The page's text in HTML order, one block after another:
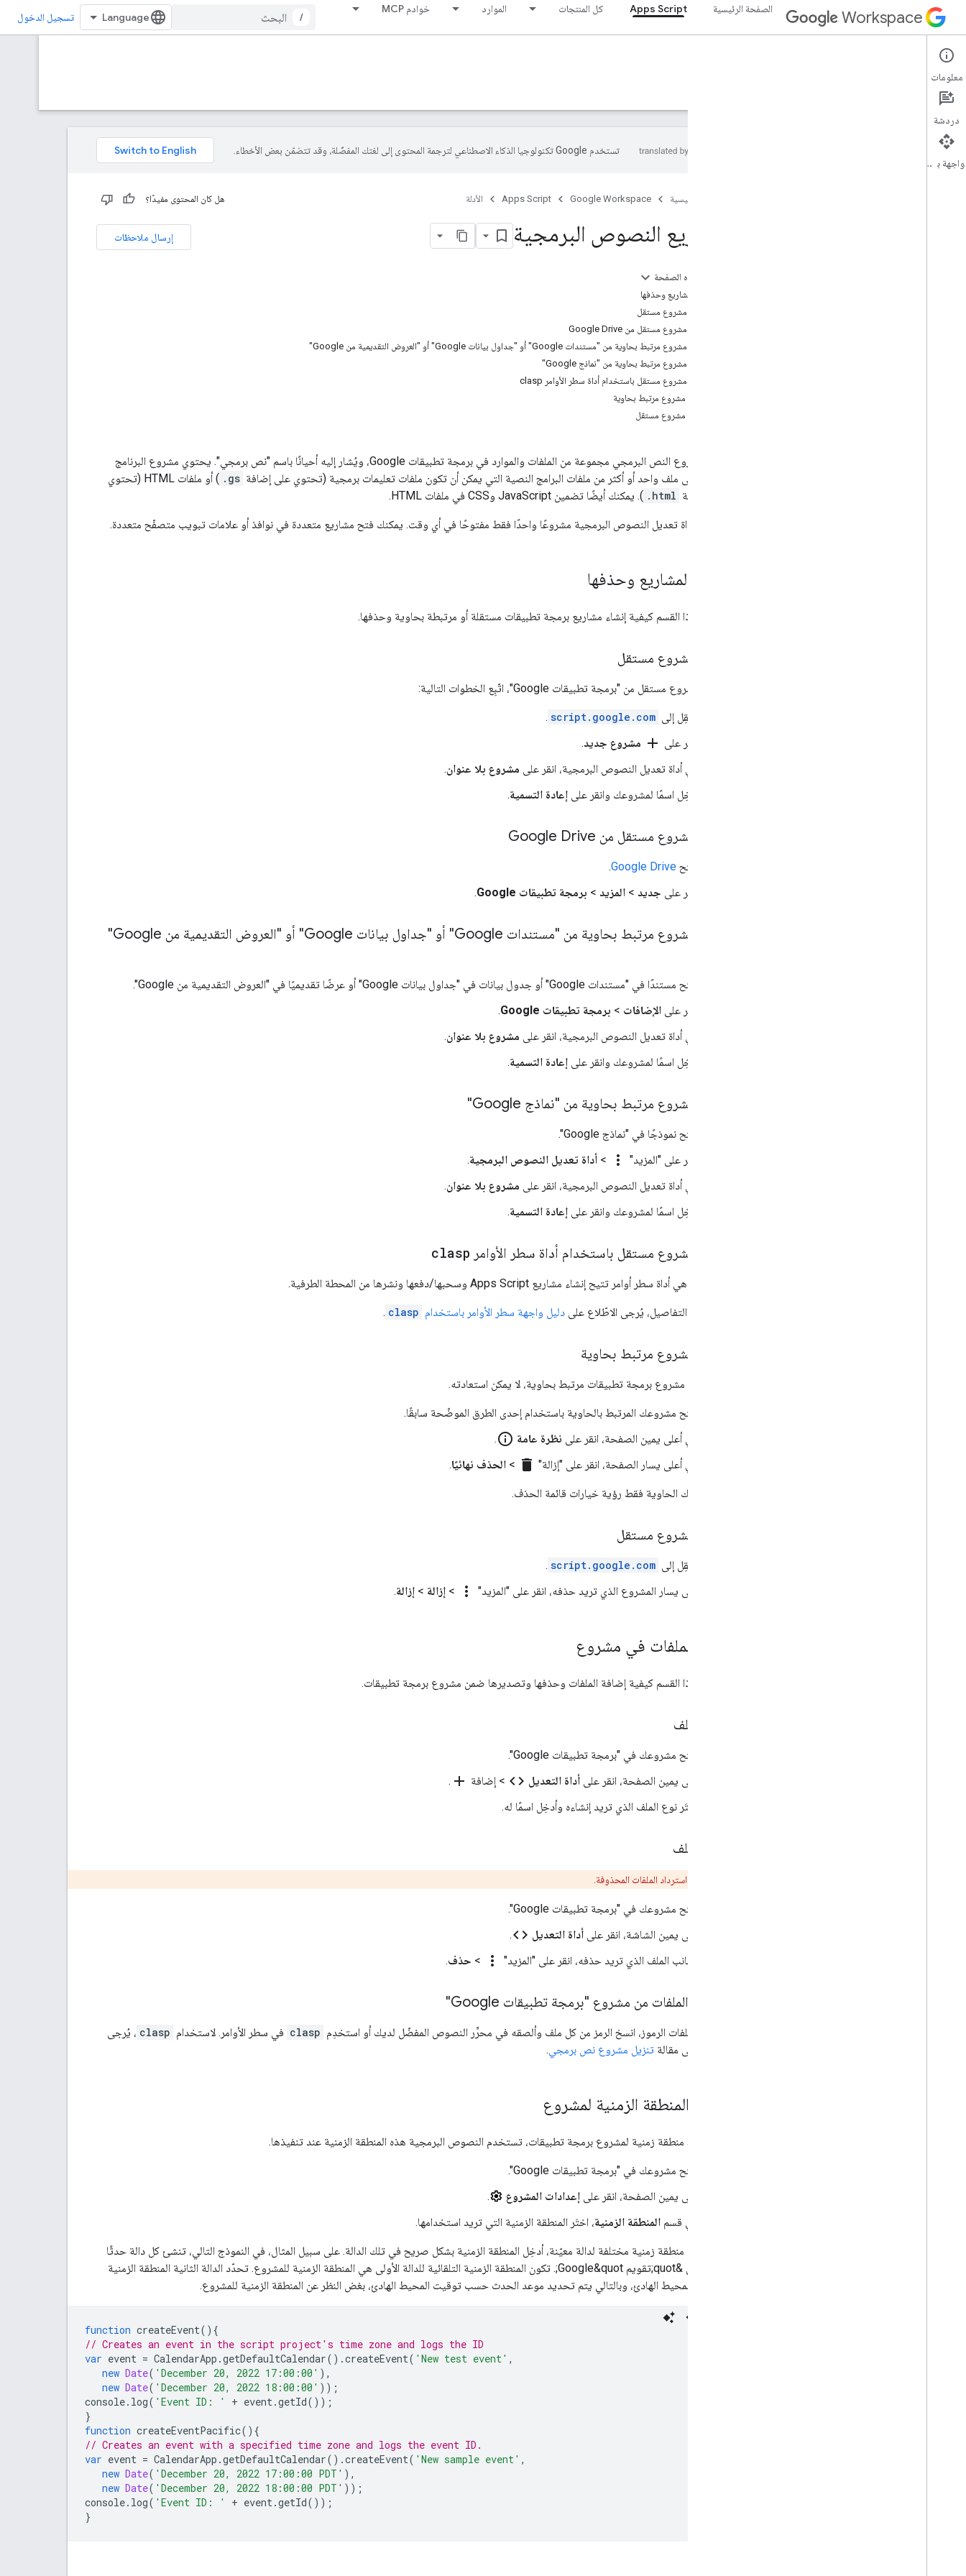
Workspace الصفحة الرئيسية Apps Script كل المنتجات الموارد خوادم MCP
/ تسجيل الدخول
Apps Script
نظرة عامة
تستخدم Google تكنولوجيا الذكاء الاصطناعي لترجمة المحتوى إلى لغتك المفضّلة، وقد تتضمّن بعض الأخطاء.
الصفحة الرئيسية Google Workspace
Apps Script الأدلة هل كان المحتوى مفيدًا؟
إرسال ملاحظات مشاريع النصوص البرمجية
على هذه الصفحة
إنشاء المشاريع وحذفها
إنشاء مشروع مستقل
إنشاء مشروع مستقل من Google Drive
إنشاء مشروع مرتبط بحاوية من "مستندات Google" أو "جداول بيانات Google" أو "العروض التقديمية من Google"
إنشاء مشروع مرتبط بحاوية من "نماذج Google"
إنشاء مشروع مستقل باستخدام أداة سطر الأوامر clasp
حذف مشروع مرتبط بحاوية
حذف مشروع مستقل
يمثّل مشروع النص البرمجي مجموعة من الملفات والموارد في برمجة تطبيقات Google، ويُشار إليه أحيانًا باسم "نص برمجي". يحتوي مشروع البرنامج
النصي على ملف واحد أو أكثر من ملفات البرامج النصية التي يمكن أن تكون ملفات تعليمات برمجية (تحتوي على إضافة .gs
) أو ملفات HTML (تحتوي
على إضافة .html ). يمكنك أيضًا تضمين JavaScript وCSS في ملفات HTML.
تتضمّن أداة تعديل النصوص البرمجية مشروعًا واحدًا فقط مفتوحًا في أي وقت. يمكنك فتح مشاريع متعددة في نوافذ أو علامات تبويب متصفّح متعددة.
إنشاء المشاريع وحذفها
يوضّح هذا القسم كيفية إنشاء مشاريع برمجة تطبيقات مستقلة أو مرتبطة بحاوية وحذفها.
إنشاء مشروع مستقل
لإنشاء مشروع مستقل من "برمجة تطبيقات Google"، اتّبِع الخطوات التالية:
انتقِل إلى script.google.com
.
انقر على add مشروع جديد.
في أداة تعديل النصوص البرمجية، انقر على مشروع بلا عنوان.
أدخِل اسمًا لمشروعك وانقر على إعادة التسمية.
إنشاء مشروع مستقل من Google Drive
افتح Google Drive
.
انقر على جديد > المزيد > برمجة تطبيقات Google .
إنشاء مشروع مرتبط بحاوية من "مستندات Google" أو "جداول بيانات Google" أو "العروض التقديمية من Google"
افتح مستندًا في "مستندات Google" أو جدول بيانات في "جداول بيانات Google" أو عرضًا تقديميًا في "العروض التقديمية من Google".
انقر على الإضافات > برمجة تطبيقات Google
.
في أداة تعديل النصوص البرمجية، انقر على مشروع بلا عنوان.
أدخِل اسمًا لمشروعك وانقر على إعادة التسمية.
إنشاء مشروع مرتبط بحاوية من "نماذج Google"
افتح نموذجًا في "نماذج Google".
انقر على "المزيد"
more_vert
> أداة تعديل النصوص البرمجية.
في أداة تعديل النصوص البرمجية، انقر على مشروع بلا عنوان.
أدخِل اسمًا لمشروعك وانقر على إعادة التسمية.
إنشاء مشروع مستقل باستخدام أداة سطر الأوامر clasp
هي أداة سطر أوامر تتيح إنشاء مشاريع Apps Script وسحبها/دفعها ونشرها من المحطة الطرفية.
لمزيد من التفاصيل، يُرجى الاطّلاع على دليل واجهة سطر الأوامر باستخدام clasp
.
حذف مشروع مرتبط بحاوية
بعد حذف مشروع برمجة تطبيقات مرتبط بحاوية، لا يمكن استعادته.
افتح مشروعك المرتبط بالحاوية باستخدام إحدى الطرق الموضّحة سابقًا.
في أعلى يمين الصفحة، انقر على نظرة عامة info_outline
.
في أعلى يسار الصفحة، انقر على "إزالة" delete
> الحذف نهائيًا.
يمكن لمالك الحاوية فقط رؤية خيارات قائمة الحذف.
حذف مشروع مستقل
انتقِل إلى script.google.com
.
على يسار المشروع الذي تريد حذفه، انقر على "المزيد"
more_vert
> إزالة > إزالة.
إدارة الملفات في مشروع
يوضّح هذا القسم كيفية إضافة الملفات وحذفها وتصديرها ضمن مشروع برمجة تطبيقات.
إنشاء ملف
افتح مشروعك في "برمجة تطبيقات Google".
على يمين الصفحة، انقر على أداة التعديل code > إضافة add
.
اختَر نوع الملف الذي تريد إنشاءه وأدخِل اسمًا له.
حذف ملف
لا يمكن استرداد الملفات المحذوفة.
افتح مشروعك في "برمجة تطبيقات Google".
على يمين الشاشة، انقر على أداة التعديل code
.
بجانب الملف الذي تريد حذفه، انقر على "المزيد"
more_vert
> حذف.
تصدير الملفات من مشروع "برمجة تطبيقات Google"
لتصدير ملفات الرموز، انسخ الرمز من كل ملف وألصقه في محرِّر النصوص المفضّل لديك أو استخدِم clasp في سطر الأوامر. لاستخدام clasp ، يُرجى
الرجوع إلى مقالة تنزيل مشروع نص برمجي.
ضبط المنطقة الزمنية لمشروع
عند ضبط منطقة زمنية لمشروع برمجة تطبيقات، تستخدم النصوص البرمجية هذه المنطقة الزمنية عند تنفيذها.
افتح مشروعك في "برمجة تطبيقات Google".
على يمين الصفحة، انقر على إعدادات المشروع
.
في قسم المنطقة الزمنية، اختَر المنطقة الزمنية التي تريد استخدامها.
لاستخدام منطقة زمنية مختلفة لدالة معيّنة، أدخِل المنطقة الزمنية بشكل صريح في تلك الدالة. على سبيل المثال، في النموذج التالي، تنشئ كل دالة حدثًا
جديدًا في &quot;تقويم Google&quot;. تكون المنطقة الزمنية التلقائية للدالة الأولى هي المنطقة الزمنية للمشروع. تحدّد الدالة الثانية المنطقة الزمنية
لتوقيت المحيط الهادئ، وبالتالي يتم تحديد موعد الحدث حسب توقيت المحيط الهادئ، بغض النظر عن المنطقة الزمنية للمشروع.
function createEvent(){
// Creates an event in the script project's time zone and logs the ID
var event = CalendarApp .getDefaultCalendar().createEvent( 'New test event' ,
new Date( 'December 20, 2022 17:00:00' ),
new Date( 'December 20, 2022 18:00:00' ));
console. log( 'Event ID: ' + event.getId());
}
function createEventPacific(){
// Creates an event with a specified time zone and logs the event ID.
var event = CalendarApp .getDefaultCalendar().createEvent( 'New sample event' ,
new Date( 'December 20, 2022 17:00:00 PDT' ),
new Date( 'December 20, 2022 18:00:00 PDT' ));
console. log( 'Event ID: ' + event.getId());
}
معلومات
دردشة
واجهة برمجة التطبيقات